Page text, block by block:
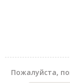
Пожалуйста,